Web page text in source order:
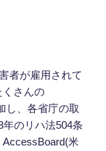
者が雇用されて
くさんの
し、各省庁の取
のリハ法504条
米